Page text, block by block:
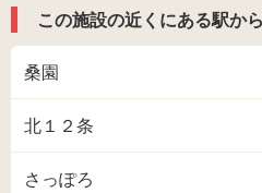
この施設の近くにある駅か
桑園
北１２条
さっぽろ